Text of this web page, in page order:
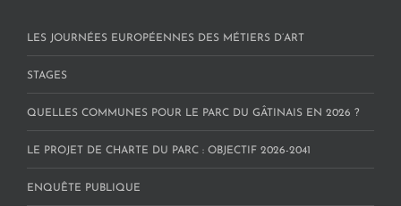
LES JOURNÉES EUROPÉENNES DES MÉTIERS D’ART
STAGES
QUELLES COMMUNES POUR LE PARC DU GÂTINAIS EN 2026 ?
LE PROJET DE CHARTE DU PARC : OBJECTIF 2026-2041
ENQUÊTE PUBLIQUE